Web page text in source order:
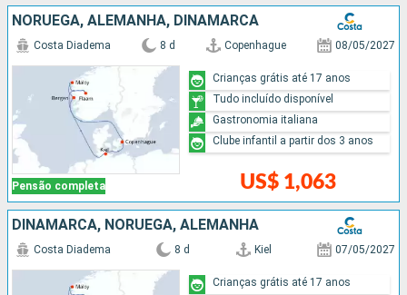
NORUEGA, ALEMANHA, DINAMARCA
Pensão completa
Costa Diadema 8 d Copenhague 08/05/2027
US$ 1,063
Crianças grátis até 17 anos
Tudo incluído disponível
Gastronomia italiana
Clube infantil a partir dos 3 anos
DINAMARCA, NORUEGA, ALEMANHA
Costa Diadema 8 d Kiel 07/05/2027
Crianças grátis até 17 anos